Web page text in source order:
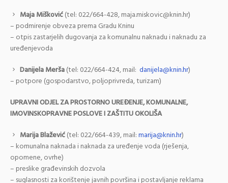
Maja Mišković(tel: 022/664-428, maja.miskovic@knin.hr)
– podmirenje obveza prema Gradu Kninu
– otpis zastarjelih dugovanja za komunalnu naknadu i naknadu za
uređenjevoda
Danijela Merša(tel: 022/664-424, mail: danijela@knin.hr)
– potpore (gospodarstvo, poljoprivreda, turizam)
UPRAVNI ODJEL ZA PROSTORNO UREĐENJE, KOMUNALNE,
IMOVINSKOPRAVNE POSLOVE I ZAŠTITU OKOLIŠA
Marija Blažević(tel: 022/664-439, mail:marija@knin.hr)
– komunalna naknada i naknada za uređenje voda (rješenja,
opomene, ovrhe)
– preslike građevinskih dozvola
– suglasnosti za korištenje javnih površina i postavljanje reklama